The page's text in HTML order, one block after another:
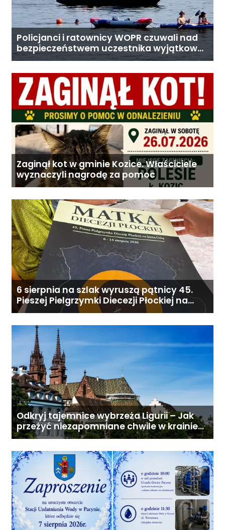
Policjanci i ratownicy WOPR czuwali nad
bezpieczeństwem uczestnika wyjątkowej
wyprawy
Zaginął kot w gminie Kozice. Właściciele
wyznaczyli nagrodę za pomoc
6 sierpnia na szlak wyruszą pątnicy 45.
Pieszej Pielgrzymki Diecezji Płockiej na
Jasną Górę
Odkryj tajemnice wybrzeża Ligurii – Jak
przeżyć niezapomniane chwile w krainie
pesto i słońca